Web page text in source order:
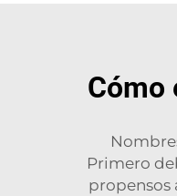
Cómo
Primero
propensos